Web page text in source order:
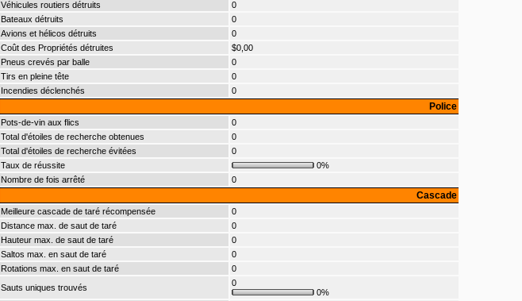
Véhicules routiers détruits
0
Bateaux détruits
0
Avions et hélicos détruits
0
Coût des Propriétés détruites
$0,00
Pneus crevés par balle
0
Tirs en pleine tête
0
Incendies déclenchés
0
Police
Pots-de-vin aux flics
0
Total d'étoiles de recherche obtenues
0
Total d'étoiles de recherche évitées
0
Taux de réussite
0%
Nombre de fois arrêté
0
Cascade
Meilleure cascade de taré récompensée
0
Distance max. de saut de taré
0
Hauteur max. de saut de taré
0
Saltos max. en saut de taré
0
Rotations max. en saut de taré
0
Sauts uniques trouvés
0
0%